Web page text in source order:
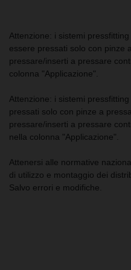
Attenzione: i sistemi
essere pressati solo con pinze
pressare/inserti a pressare
colonna "Applicazione".
Attenzione: i sistemi
pressati solo con pinze a
pressare/inserti a pressare
nella colonna "Applicazione".
Attenersi alle normative
di utilizzo e montaggio dei
Salvo errori e modifiche.